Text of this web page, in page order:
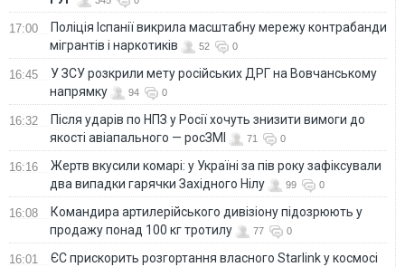
17:00
Поліція Іспанії викрила масштабну мережу контрабанди
мігрантів і наркотиків
52 0
16:45
У ЗСУ розкрили мету російських ДРГ на Вовчанському
напрямку
94 0
16:32
Після ударів по НПЗ у Росії хочуть знизити вимоги до
якості авіапального — росЗМІ
71 0
16:16
Жертв вкусили комарі: у Україні за пів року зафіксували
два випадки гарячки Західного Нілу
99 0
16:08
Командира артилерійського дивізіону підозрюють у
продажу понад 100 кг тротилу
77 0
16:01 ЄС прискорить розгортання власного Starlink у космосі